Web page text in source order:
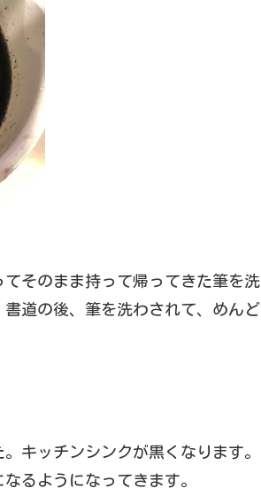
そのまま持って帰ってきた筆を洗
道の後、筆を洗わされて、めん
キッチンシンクが黒くなります
るようになってきます。